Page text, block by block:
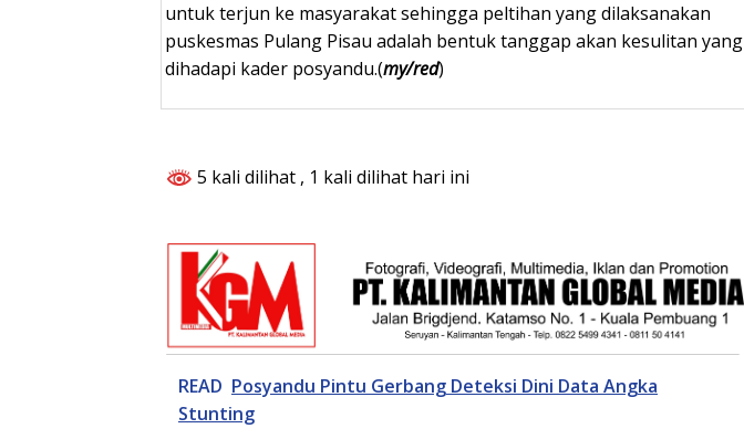
untuk terjun ke masyarakat sehingga peltihan yang dilaksanakan
puskesmas Pulang Pisau adalah bentuk tanggap akan kesulitan yang
dihadapi kader posyandu.(my/red)
5 kali dilihat , 1 kali dilihat hari ini
READ Posyandu Pintu Gerbang Deteksi Dini Data Angka
Stunting